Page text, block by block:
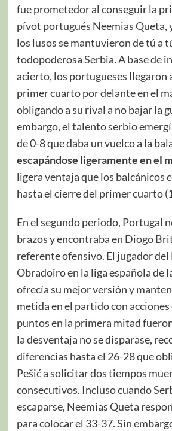
fue prometedor al conseguir la
pívot portugués Neemias Queta,
los lusos se mantuvieron de tú a
todopoderosa Serbia. A base de
acierto, los portugueses llegaron
primer cuarto por delante en el
obligando a su rival a no bajar la
embargo, el talento serbio
de 0-8 que daba un vuelco a la
escapándose ligeramente en el
ligera ventaja que los balcánicos
hasta el cierre del primer cuarto
En el segundo periodo, Portugal
brazos y encontraba en Diogo
referente ofensivo. El jugador
Obradoiro en la liga española de
ofrecía su mejor versión y
metida en el partido con
puntos en la primera mitad
la desventaja no se disparase,
diferencias hasta el 26-28 que
Pešić a solicitar dos tiempos
consecutivos. Incluso cuando
escaparse, Neemias Queta
para colocar el 33-37. Sin